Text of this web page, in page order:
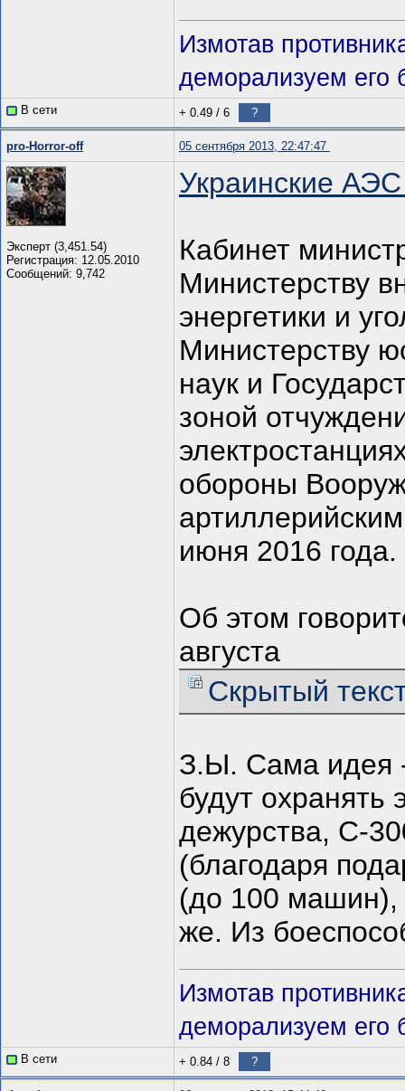
Измотав
деморализуем его
В сети + 0.49 / 6 ?
pro-Horror-off 05 сентября 2013, 22:47:47
Эксперт (3,451.54)
Регистрация: 12.05.2010
Сообщений: 9,742
Украинские
Кабинет
Министерству
энергетики и
Министерству
наук и
зоной
обороны
июня 2016 года.
Об этом
августа
Скрытый
З.Ы. Сама идея
будут
дежурства, С-
(благодаря
(до 100 машин),
же. Из
Измотав
деморализуем его
В сети + 0.84 / 8 ?